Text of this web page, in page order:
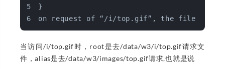
}
on request of “/i/top.gif”, the file /
当访问/i/top.gif时，root是去/data/w3/i/top.gif请求文
件，alias是去/data/w3/images/top.gif请求,也就是说